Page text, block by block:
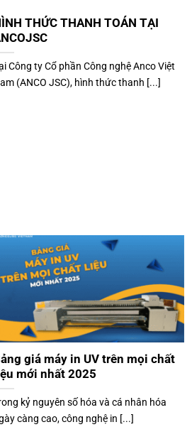
THỨC THANH TOÁN TẠI
Công ty Cổ phần Công nghệ Anco Việt
(ANCO JSC), hình thức thanh [...]
giá máy in UV trên mọi chất
mới nhất 2025
kỷ nguyên số hóa và cá nhân hóa
càng cao, công nghệ in [...]